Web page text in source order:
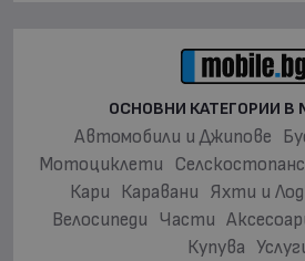
ОСНОВНИ КАТЕГОРИИ В
Автомобили и Джипове
Мотоциклети
Кари Каравани Яхти и
Велосипеди Части
Купува